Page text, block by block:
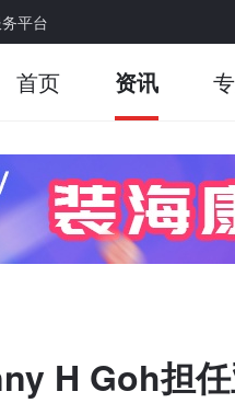
平台
首页 资讯
H Goh担